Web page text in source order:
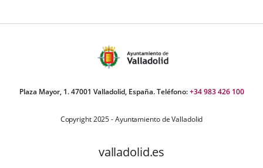
Plaza Mayor, 1. 47001 Valladolid, España. Teléfono:+34 983 426 100
Copyright 2025 - Ayuntamiento de Valladolid
valladolid.es